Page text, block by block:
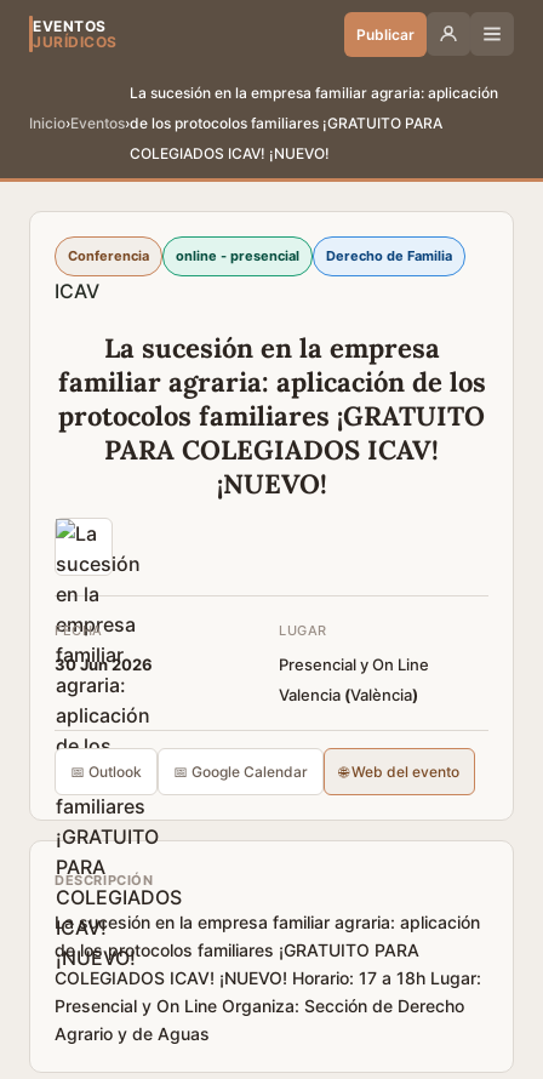
EVENTOS
JURÍDICOS
Publicar
Inicio›Eventos›
La sucesión en la empresa familiar agraria: aplicación
de los protocolos familiares ¡GRATUITO PARA
COLEGIADOS ICAV! ¡NUEVO!
Conferencia online - presencial Derecho de Familia
ICAV
La sucesión en la empresa
familiar agraria: aplicación de los
protocolos familiares ¡GRATUITO
PARA COLEGIADOS ICAV!
¡NUEVO!
FECHA
30 Jun 2026
LUGAR
Presencial y On Line
Valencia (València)
📅 Outlook 📅 Google Calendar 🌐 Web del evento
DESCRIPCIÓN
La sucesión en la empresa familiar agraria: aplicación
de los protocolos familiares ¡GRATUITO PARA
COLEGIADOS ICAV! ¡NUEVO! Horario: 17 a 18h Lugar:
Presencial y On Line Organiza: Sección de Derecho
Agrario y de Aguas